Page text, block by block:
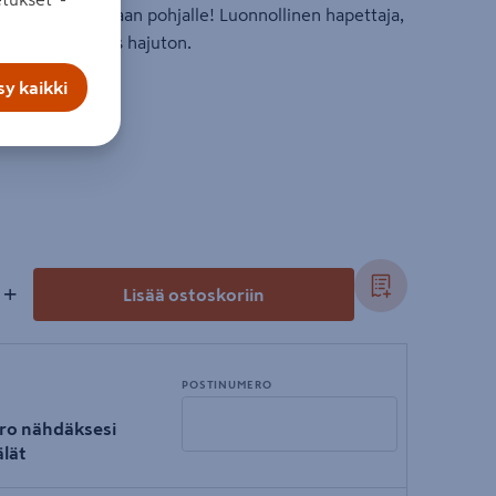
Ei koskaan altaan pohjalle! Luonnollinen hapettaja,
Lähes hajuton.
+ Lisää ostoskoriin
nähdäksesi
POSTINUMERO
kaikki